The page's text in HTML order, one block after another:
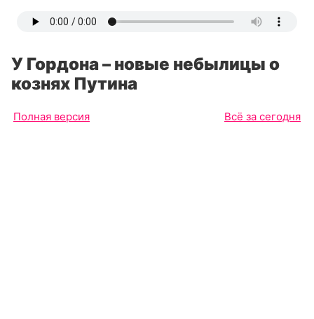
У Гордона – новые небылицы о
кознях Путина
Полная версия Всё за сегодня